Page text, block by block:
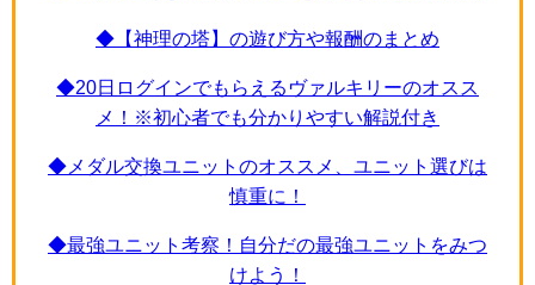
◆【神理の塔】の遊び方や報酬のまとめ
◆20日ログインでもらえるヴァルキリーのオスス
メ！※初心者でも分かりやすい解説付き
◆メダル交換ユニットのオススメ、ユニット選びは
慎重に！
◆最強ユニット考察！自分だの最強ユニットをみつ
けよう！